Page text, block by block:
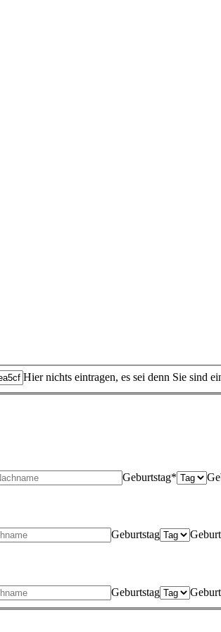
Hier nichts eintragen, es sei denn Sie sind
Geburtstag*
Geburtstag
Geburtstag